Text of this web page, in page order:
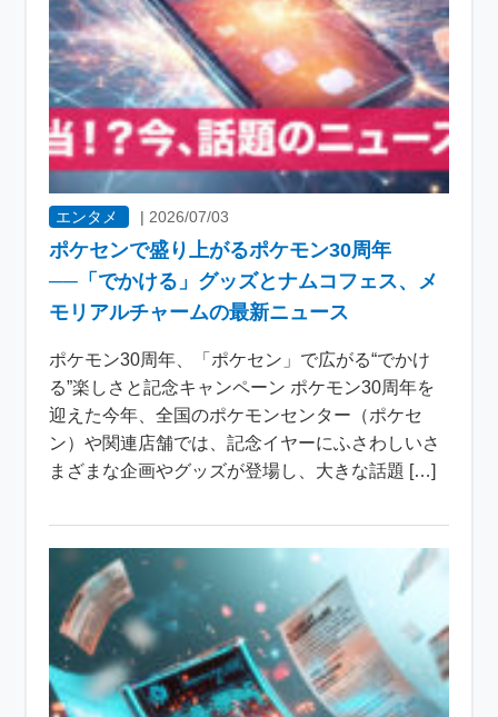
エンタメ | 2026/07/03
ポケセンで盛り上がるポケモン30周年
──「でかける」グッズとナムコフェス、メ
モリアルチャームの最新ニュース
ポケモン30周年、「ポケセン」で広がる“でかけ
る”楽しさと記念キャンペーン ポケモン30周年を
迎えた今年、全国のポケモンセンター（ポケセ
ン）や関連店舗では、記念イヤーにふさわしいさ
まざまな企画やグッズが登場し、大きな話題 […]